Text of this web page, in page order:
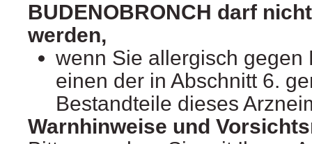
BUDENOBRONCH darf
werden,
wenn Sie allergisch gegen
einen der in Abschnitt 6.
Bestandteile dieses
Warnhinweise und